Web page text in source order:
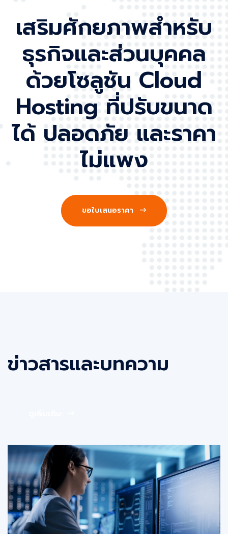
เสริมศักยภาพสำหรับ
ธุรกิจและส่วนบุคคล
ด้วยโซลูชัน Cloud
Hosting ที่ปรับขนาด
ได้ ปลอดภัย และราคา
ไม่แพง
ขอใบเสนอราคา
ข่าวสารและบทความ